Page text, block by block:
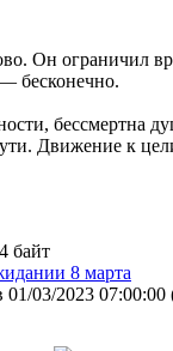
Он ограничил
бесконечно.
бессмертна
Движение к
байт
8 марта
01/03/2023 07:00:00